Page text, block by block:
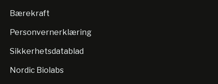
Bærekraft
Personvernerklæring
Sikkerhetsdatablad
Nordic Biolabs